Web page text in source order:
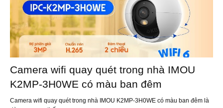
Camera wifi quay quét trong nhà IMOU
K2MP-3H0WE có màu ban đêm
Camera wifi quay quét trong nhà IMOU K2MP-3H0WE có màu ban đêm là